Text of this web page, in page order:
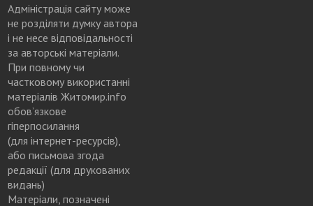
Адміністрація сайту може
не розділяти думку автора
і не несе відповідальності
за авторські матеріали.
При повному чи
частковому використанні
матеріалів Житомир.info
обов’язкове
гіперпосилання
(для інтернет-ресурсів),
або письмова згода
редакції (для друкованих
видань)
Матеріали, позначені